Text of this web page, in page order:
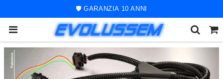
🚀 ORDINE SPEDITO ENTRO 48 ORE